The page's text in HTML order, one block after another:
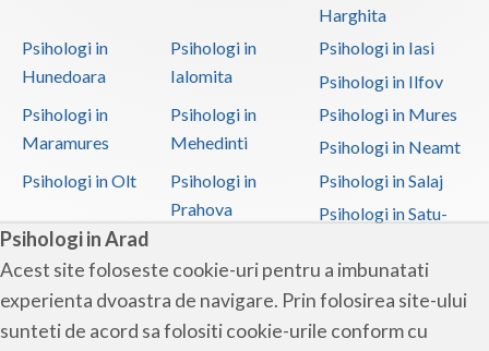
Psihologi in Arad
Acest site foloseste cookie-uri pentru a imbunatati
experienta dvoastra de navigare. Prin folosirea site-ului
sunteti de acord sa folositi cookie-urile conform cu
Harghita
Psihologi in
Hunedoara
Psihologi in
Ialomita
Psihologi in Iasi
Psihologi in Ilfov
Psihologi in
Maramures
Psihologi in
Mehedinti
Psihologi in Mures
Psihologi in Neamt
Psihologi in Olt
Psihologi in
Prahova
Psihologi in Salaj
Psihologi in Satu-
Psihologi in Sibiu
Psihologi in
Suceava
Psihologi in
Teleorman
Psihologi in Timis
Psihologi in Tulcea Psihologi in Valcea